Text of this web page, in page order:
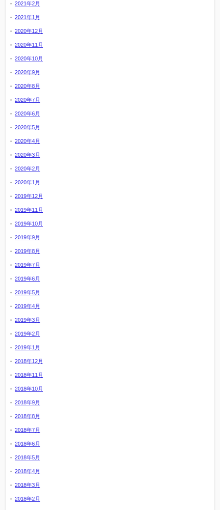
2021年2月
2021年1月
2020年12月
2020年11月
2020年10月
2020年9月
2020年8月
2020年7月
2020年6月
2020年5月
2020年4月
2020年3月
2020年2月
2020年1月
2019年12月
2019年11月
2019年10月
2019年9月
2019年8月
2019年7月
2019年6月
2019年5月
2019年4月
2019年3月
2019年2月
2019年1月
2018年12月
2018年11月
2018年10月
2018年9月
2018年8月
2018年7月
2018年6月
2018年5月
2018年4月
2018年3月
2018年2月